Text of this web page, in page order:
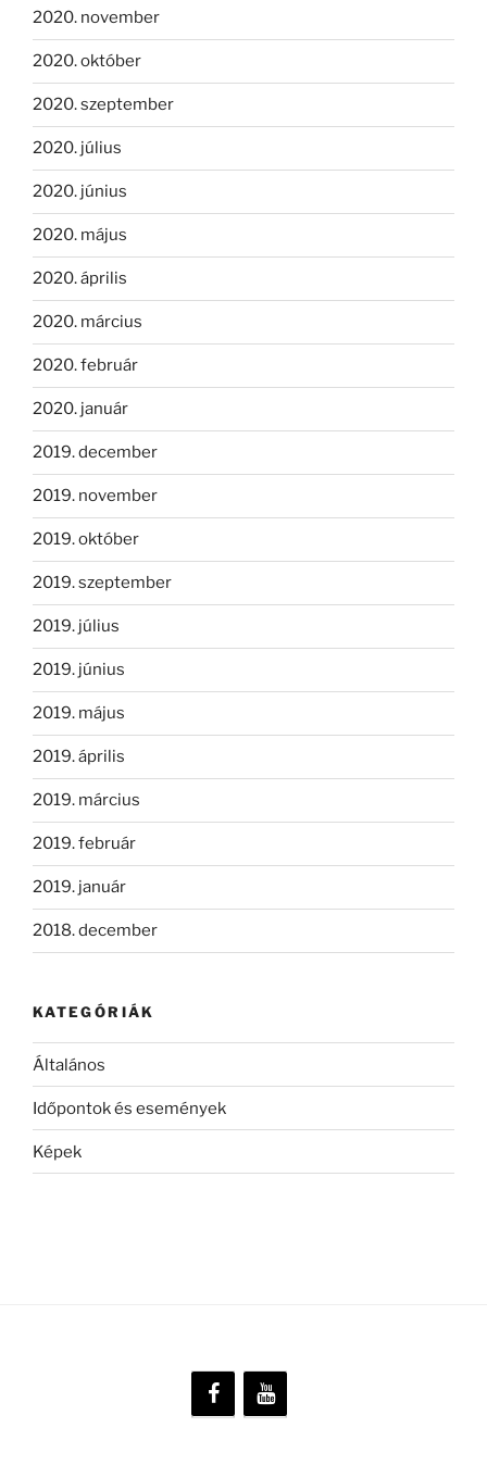
2020. november
2020. október
2020. szeptember
2020. július
2020. június
2020. május
2020. április
2020. március
2020. február
2020. január
2019. december
2019. november
2019. október
2019. szeptember
2019. július
2019. június
2019. május
2019. április
2019. március
2019. február
2019. január
2018. december
KATEGÓRIÁK
Általános
Időpontok és események
Képek